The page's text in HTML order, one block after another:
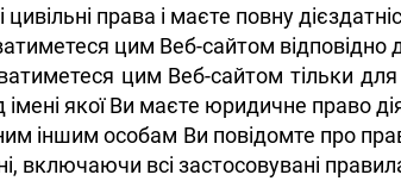
цивільні права і маєте повну
цим Веб-сайтом відповідно
цим Веб-сайтом тільки
імені якої Ви маєте юридичне право
іншим особам Ви повідомте про
включаючи всі застосовувані